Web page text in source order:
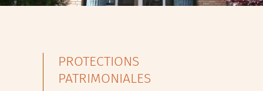
PROTECTIONS
PATRIMONIALES